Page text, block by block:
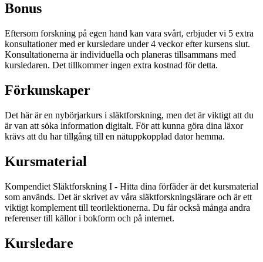
Bonus
Eftersom forskning på egen hand kan vara svårt, erbjuder vi 5 extra
konsultationer med er kursledare under 4 veckor efter kursens slut.
Konsultationerna är individuella och planeras tillsammans med
kursledaren. Det tillkommer ingen extra kostnad för detta.
Förkunskaper
Det här är en nybörjarkurs i släktforskning, men det är viktigt att du
är van att söka information digitalt. För att kunna göra dina läxor
krävs att du har tillgång till en nätuppkopplad dator hemma.
Kursmaterial
Kompendiet Släktforskning I - Hitta dina förfäder är det kursmaterial
som används. Det är skrivet av våra släktforskningslärare och är ett
viktigt komplement till teorilektionerna. Du får också många andra
referenser till källor i bokform och på internet.
Kursledare